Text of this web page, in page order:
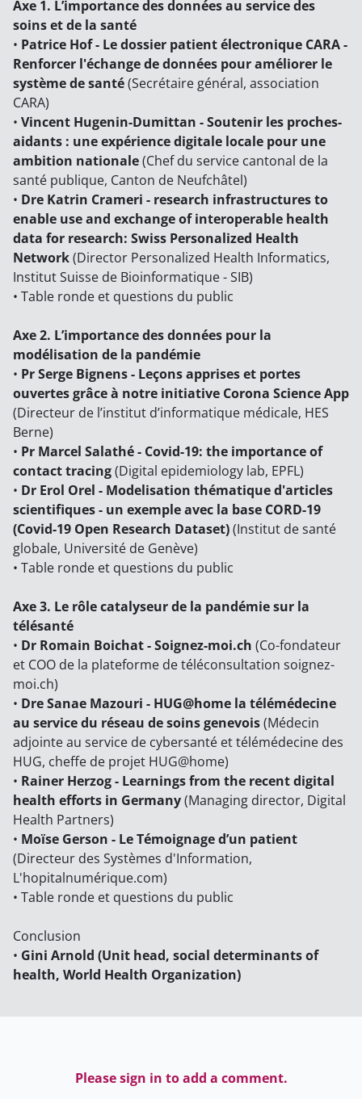
Axe 1. L’importance des données au service des
soins et de la santé
• Patrice Hof - Le dossier patient électronique CARA -
Renforcer l'échange de données pour améliorer le
système de santé(Secrétaire général, association
CARA)
• Vincent Hugenin-Dumittan - Soutenir les proches-
aidants : une expérience digitale locale pour une
ambition nationale(Chef du service cantonal de la
santé publique, Canton de Neufchâtel)
• Dre Katrin Crameri - research infrastructures to
enable use and exchange of interoperable health
data for research: Swiss Personalized Health
Network(Director Personalized Health Informatics,
Institut Suisse de Bioinformatique - SIB)
• Table ronde et questions du public
Axe 2. L’importance des données pour la
modélisation de la pandémie
• Pr Serge Bignens - Leçons apprises et portes
ouvertes grâce à notre initiative Corona Science App
(Directeur de l’institut d’informatique médicale, HES
Berne)
• Pr Marcel Salathé - Covid-19: the importance of
contact tracing(Digital epidemiology lab, EPFL)
• Dr Erol Orel - Modelisation thématique d'articles
scientifiques - un exemple avec la base CORD-19
(Covid-19 Open Research Dataset)(Institut de santé
globale, Université de Genève)
• Table ronde et questions du public
Axe 3. Le rôle catalyseur de la pandémie sur la
télésanté
• Dr Romain Boichat - Soignez-moi.ch (Co-fondateur
et COO de la plateforme de téléconsultation soignez-
moi.ch)
• Dre Sanae Mazouri - HUG@home la télémédecine
au service du réseau de soins genevois(Médecin
adjointe au service de cybersanté et télémédecine des
HUG, cheffe de projet HUG@home)
• Rainer Herzog - Learnings from the recent digital
health efforts in Germany(Managing director, Digital
Health Partners)
• Moïse Gerson - Le Témoignage d’un patient
(Directeur des Systèmes d'Information,
L'hopitalnumérique.com)
• Table ronde et questions du public
Conclusion
• Gini Arnold (Unit head, social determinants of
health, World Health Organization)
Please sign in to add a comment.